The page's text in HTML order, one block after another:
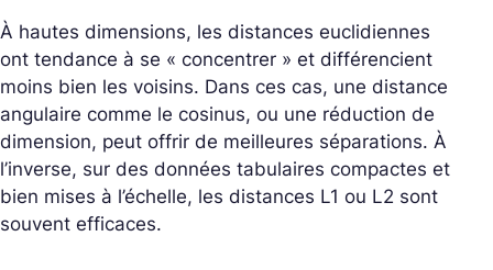
À hautes dimensions, les distances euclidiennes
ont tendance à se « concentrer » et différencient
moins bien les voisins. Dans ces cas, une distance
angulaire comme le cosinus, ou une réduction de
dimension, peut offrir de meilleures séparations. À
l’inverse, sur des données tabulaires compactes et
bien mises à l’échelle, les distances L1 ou L2 sont
souvent efficaces.